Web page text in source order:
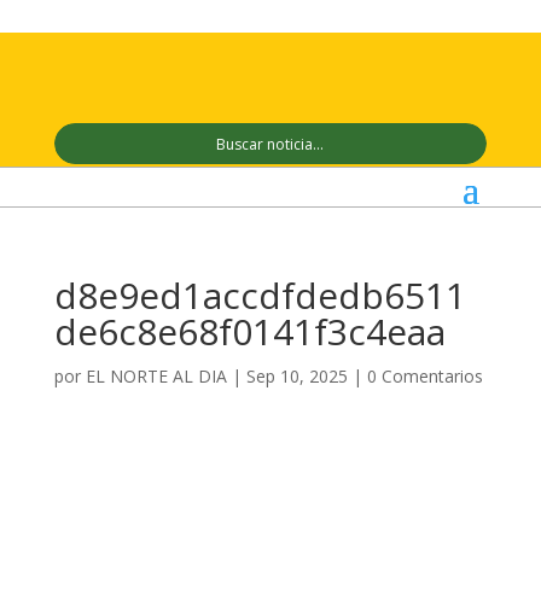
d8e9ed1accdfdedb6511
de6c8e68f0141f3c4eaa
por EL NORTE AL DIA| Sep 10, 2025 | 0 Comentarios